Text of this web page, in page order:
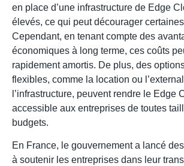
en place d’une infrastructure de Edge
élevés, ce qui peut décourager
Cependant, en tenant compte des
économiques à long terme, ces coûts
rapidement amortis. De plus, des
flexibles, comme la location ou
l’infrastructure, peuvent rendre le Edge
accessible aux entreprises de toutes
budgets.
En France, le gouvernement a lancé
à soutenir les entreprises dans leur